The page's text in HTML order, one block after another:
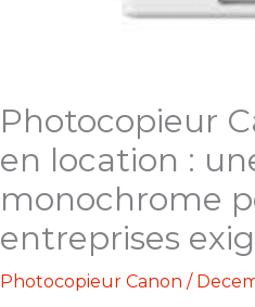
Photocopieur
en location :
monochrome
entreprises
Photocopieur Canon /